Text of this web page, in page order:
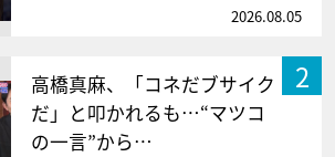
2026.08.05
2
高橋真麻、「コネだブサイク
だ」と叩かれるも…“マツコ
の一言”から…